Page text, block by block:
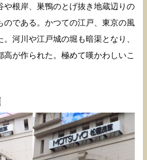
や根岸、巣鴨のとげ抜き地蔵辺りの
のである。かつての江戸、東京の風
河川や江戸城の堀も暗渠となり、
高が作られた。極めて嘆かわしいこ